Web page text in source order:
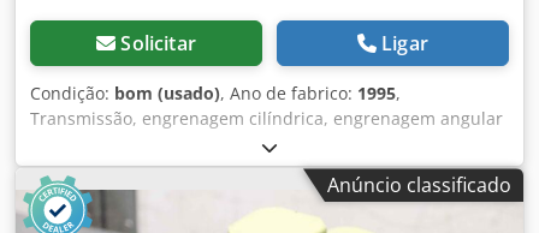
Solicitar Ligar
Condição: bom (usado), Ano de fabrico: 1995,
Transmissão, engrenagem cilíndrica, engrenagem angular
Dodpfxsb A N Iue Aggjck - Eixo de acionamento: Ø 20 mm -
Eixo oco: Ø 19 mm - Dimensões: 220/200/A200 mm -
Quantidade: 9 transmissões disponíveis - Preço: por
unidade - Peso: 7 kg - Relação de transmissão: 1:9,92
Anúncio classificado